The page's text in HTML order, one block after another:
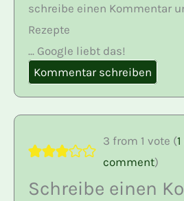
schreibe einen Kommentar
Rezepte
... Google liebt das!
Kommentar schreiben
3 from 1 vote (
comment)
Schreibe einen